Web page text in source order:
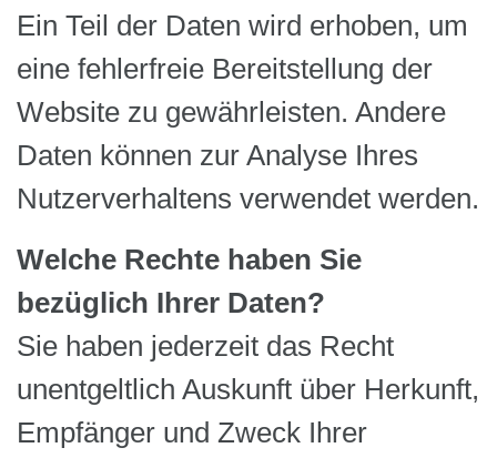
Ein Teil der Daten wird erhoben, um
eine fehlerfreie Bereitstellung der
Website zu gewährleisten. Andere
Daten können zur Analyse Ihres
Nutzerverhaltens verwendet werden.
Welche Rechte haben Sie
bezüglich Ihrer Daten?
Sie haben jederzeit das Recht
unentgeltlich Auskunft über Herkunft,
Empfänger und Zweck Ihrer